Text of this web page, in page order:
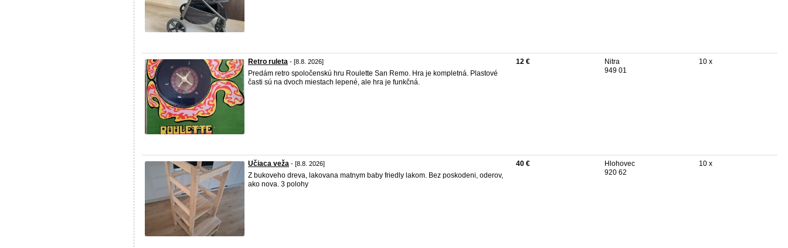
Retro ruleta - [8.8. 2026]
Predám retro spoločenskú hru Roulette San Remo. Hra je kompletná. Plastové
časti sú na dvoch miestach lepené, ale hra je funkčná.
12 €
Nitra
949 01
10 x
Učiaca veža - [8.8. 2026]
Z bukoveho dreva, lakovana matnym baby friedly lakom. Bez poskodeni, oderov,
ako nova. 3 polohy
40 €
Hlohovec
920 62
10 x